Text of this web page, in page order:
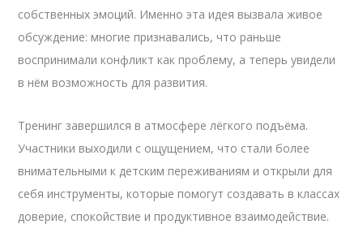
собственных эмоций. Именно эта идея вызвала живое
обсуждение: многие признавались, что раньше
воспринимали конфликт как проблему, а теперь увидели
в нём возможность для развития.
Тренинг завершился в атмосфере лёгкого подъёма.
Участники выходили с ощущением, что стали более
внимательными к детским переживаниям и открыли для
себя инструменты, которые помогут создавать в классах
доверие, спокойствие и продуктивное взаимодействие.